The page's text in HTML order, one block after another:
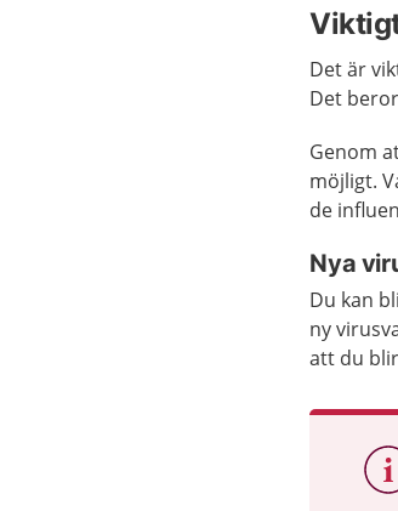
Det är
Det
Genom
möjligt.
de
Nya
Du kan
ny
att du